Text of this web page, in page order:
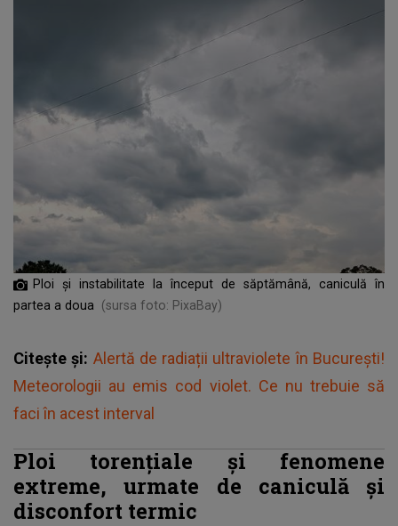
Ploi și instabilitate la început de săptămână, caniculă în
partea a doua (sursa foto: PixaBay)
Citește și: Alertă de radiații ultraviolete în București!
Meteorologii au emis cod violet. Ce nu trebuie să
faci în acest interval
Ploi torențiale și fenomene
extreme, urmate de caniculă și
disconfort termic